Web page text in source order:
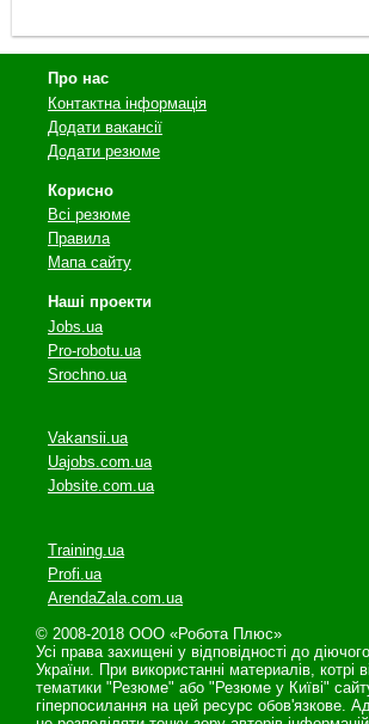
Про нас
Контактна інформація
Додати вакансії
Додати резюме
Корисно
Всі резюме
Правила
Мапа сайту
Наші проекти
Jobs.ua
Pro-robotu.ua
Srochno.ua
Vakansii.ua
Uajobs.com.ua
Jobsite.com.ua
Training.ua
Profi.ua
ArendaZala.com.ua
© 2008-2018 ООО «Робота Плюс»
Усі права захищені у відповідності до
України. При використанні материалів, котрі
тематики "Резюме" або "Резюме у Київі"
гіперпосилання на цей ресурс обов'язкове.